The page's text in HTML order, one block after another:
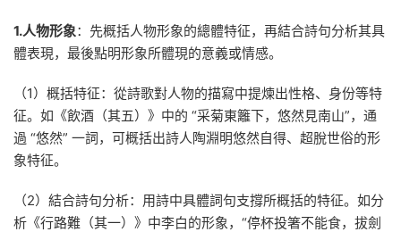
1.人物形象：先概括人物形象的總體特征，再結合詩句分析其具
體表現，最後點明形象所體現的意義或情感。
（1）概括特征：從詩歌對人物的描寫中提煉出性格、身份等特
征。如《飲酒（其五）》中的 “采菊東籬下，悠然見南山”，通
過 “悠然” 一詞，可概括出詩人陶淵明悠然自得、超脫世俗的形
象特征。
（2）結合詩句分析：用詩中具體詞句支撐所概括的特征。如分
析《行路難（其一）》中李白的形象，“停杯投箸不能食，拔劍